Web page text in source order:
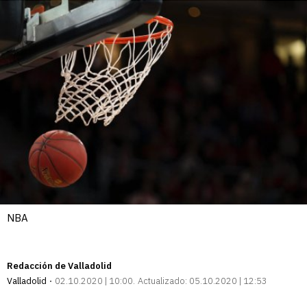
NBA
Redacción de Valladolid
Valladolid
02.10.2020 | 10:00 Actualizado: 05.10.2020 | 12:53